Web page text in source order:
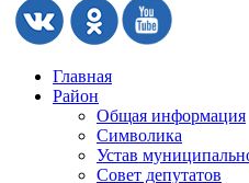
Главная
Район
Общая информация
Символика
Устав
Совет депутатов